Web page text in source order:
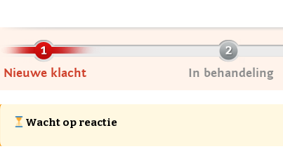
Nieuwe klacht In behandeling
Wacht op reactie